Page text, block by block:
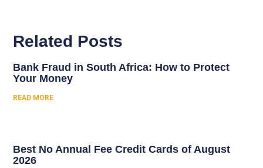
Related Posts
Bank Fraud in South Africa: How to Protect
Your Money
READ MORE
Best No Annual Fee Credit Cards of August
2026